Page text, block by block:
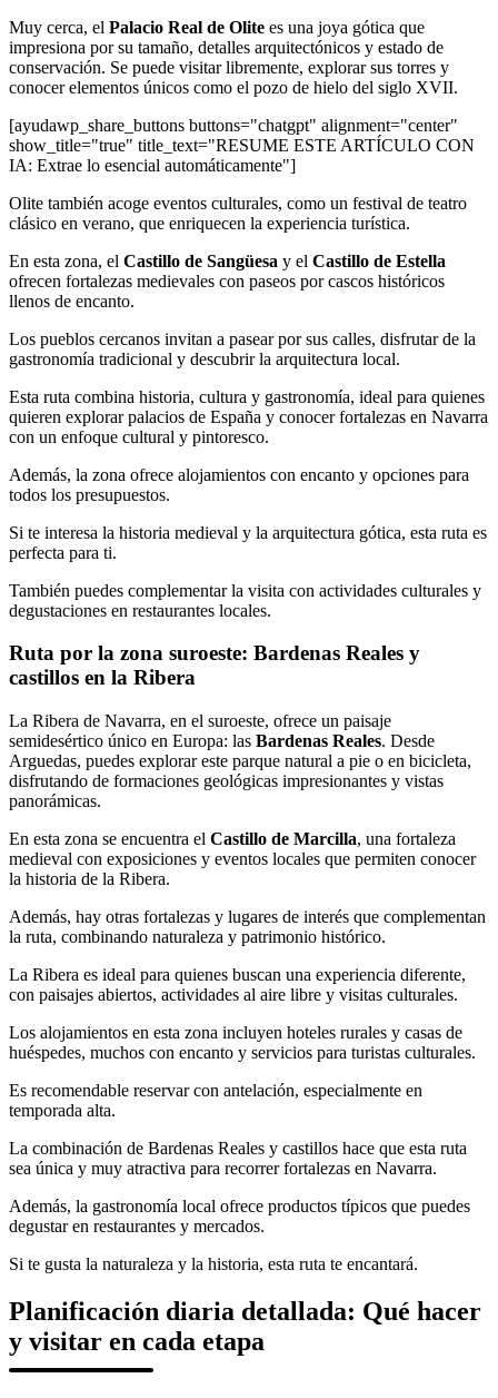
Muy cerca, el Palacio Real de Olite es una joya gótica que
impresiona por su tamaño, detalles arquitectónicos y estado de
conservación. Se puede visitar libremente, explorar sus torres y
conocer elementos únicos como el pozo de hielo del siglo XVII.
[ayudawp_share_buttons buttons="chatgpt" alignment="center"
show_title="true" title_text="RESUME ESTE ARTÍCULO CON
IA: Extrae lo esencial automáticamente"]
Olite también acoge eventos culturales, como un festival de teatro
clásico en verano, que enriquecen la experiencia turística.
En esta zona, el Castillo de Sangüesa y el Castillo de Estella
ofrecen fortalezas medievales con paseos por cascos históricos
llenos de encanto.
Los pueblos cercanos invitan a pasear por sus calles, disfrutar de la
gastronomía tradicional y descubrir la arquitectura local.
Esta ruta combina historia, cultura y gastronomía, ideal para quienes
quieren explorar palacios de España y conocer fortalezas en Navarra
con un enfoque cultural y pintoresco.
Además, la zona ofrece alojamientos con encanto y opciones para
todos los presupuestos.
Si te interesa la historia medieval y la arquitectura gótica, esta ruta es
perfecta para ti.
También puedes complementar la visita con actividades culturales y
degustaciones en restaurantes locales.
Ruta por la zona suroeste: Bardenas Reales y
castillos en la Ribera
La Ribera de Navarra, en el suroeste, ofrece un paisaje
semidesértico único en Europa: las Bardenas Reales. Desde
Arguedas, puedes explorar este parque natural a pie o en bicicleta,
disfrutando de formaciones geológicas impresionantes y vistas
panorámicas.
En esta zona se encuentra el Castillo de Marcilla, una fortaleza
medieval con exposiciones y eventos locales que permiten conocer
la historia de la Ribera.
Además, hay otras fortalezas y lugares de interés que complementan
la ruta, combinando naturaleza y patrimonio histórico.
La Ribera es ideal para quienes buscan una experiencia diferente,
con paisajes abiertos, actividades al aire libre y visitas culturales.
Los alojamientos en esta zona incluyen hoteles rurales y casas de
huéspedes, muchos con encanto y servicios para turistas culturales.
Es recomendable reservar con antelación, especialmente en
temporada alta.
La combinación de Bardenas Reales y castillos hace que esta ruta
sea única y muy atractiva para recorrer fortalezas en Navarra.
Además, la gastronomía local ofrece productos típicos que puedes
degustar en restaurantes y mercados.
Si te gusta la naturaleza y la historia, esta ruta te encantará.
Planificación diaria detallada: Qué hacer
y visitar en cada etapa